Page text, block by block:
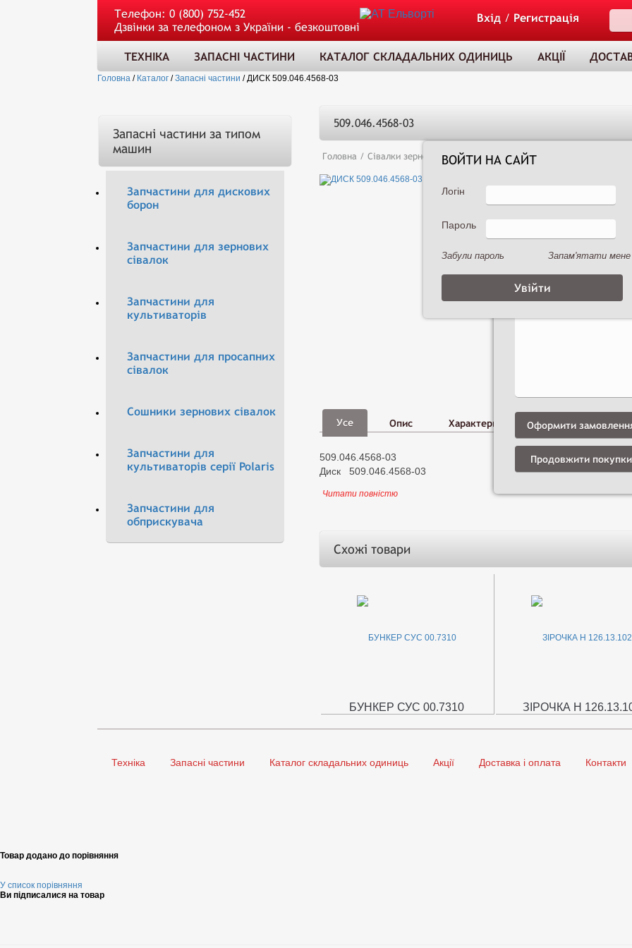
Телефон: 0 (800) 752-452
Дзвінки за телефоном з України - безкоштовні
Вхід/ Регистрація
ТЕХНІКА ЗАПАСНІ ЧАСТИНИ КАТАЛОГ СКЛАДАЛЬНИХ ОДИНИЦЬ АКЦІЇ
Головна / Каталог /Запасні частини /ДИСК 509.046.4568-03
Запасні частини за типом
машин
Запчастини для дискових
борон
Запчастини для зернових
сівалок
Запчастини для
культиваторів
Запчастини для просапних
сівалок
Сошники зернових сівалок
Запчастини для
культиваторів серії Polaris
Запчастини для
обприскувача
509.046.4568-03
Головна / Сівалки зернові /Сеялка зернотуковая рядовая Астра 3,6А
Усе Опис Характеристики
Фото,
Відео
і
509.046.4568-03
Диск 509.046.4568-03
Читати повністю
Схожі товари
БУНКЕР СУС 00.7310 ЗІРОЧКА Н
Техніка Запасні частини Каталог складальних одиниць Акції Доставка і оплата Контакти
Товар додано до порівняння
У список порівняння
Оформити
Продовжити покупки
Ви підписалися на товар
ВОЙТИ НА САЙТ
Логін
Пароль
Забули пароль Запам'ятати мене